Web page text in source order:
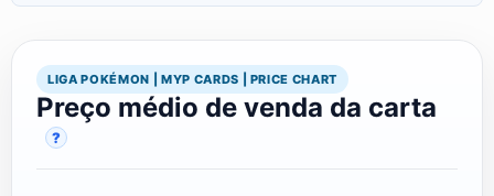
LIGA POKÉMON | MYP CARDS | PRICE CHART
Preço médio de venda da carta
?